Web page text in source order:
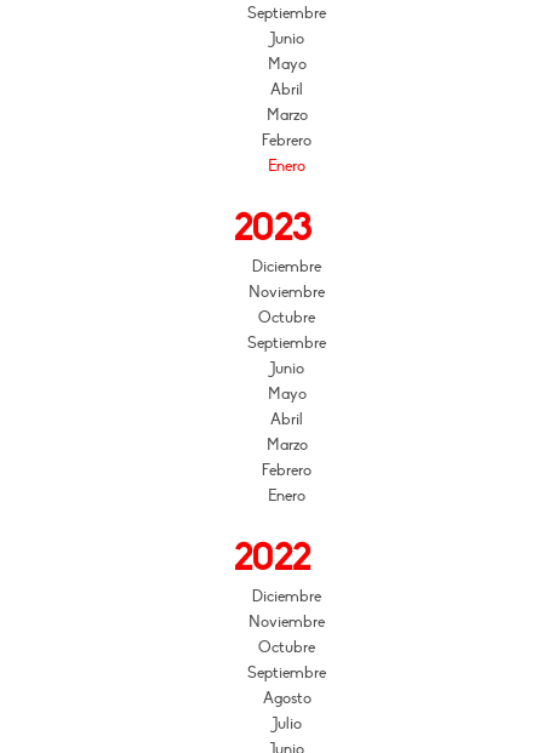
Septiembre
Junio
Mayo
Abril
Marzo
Febrero
Enero
2023
Diciembre
Noviembre
Octubre
Septiembre
Junio
Mayo
Abril
Marzo
Febrero
Enero
2022
Diciembre
Noviembre
Octubre
Septiembre
Agosto
Julio